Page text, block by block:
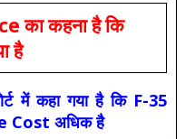
का कहना है कि
है
में कहा गया है कि F-35
Cost अधिक है